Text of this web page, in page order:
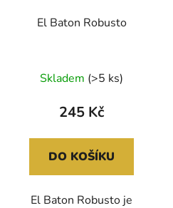
El Baton Robusto
Skladem (>5 ks)
245 Kč
DO KOŠÍKU
El Baton Robusto je